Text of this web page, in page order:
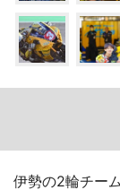
伊勢の2輪チー